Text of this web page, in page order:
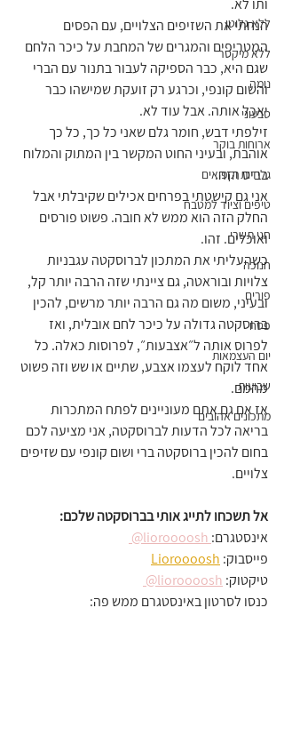
ללא גלוטן
ללא מיקסר
נומה
טבעוני
ארוחות בוקר
גלידות וקפואים
טיפים וציוד למטבח
חגי תשרי
חנוכה
פורים
פסח
יום העצמאות
שבועות
מתכונים אהובים
ותו לא.
הנחתי את השזיפים הצלויים, עם הפסים
המטריפים והמגרים של המחבת על כיכר הלחם
שגם היא, כבר הספיקה לעבור בתנור עם הברי
והשום קונפי, וכרגע רק זועקת שמישהו כבר
יאכל אותה. אבל עוד לא.
זילפתי דבש, חומר גלם שאני כל כך, כל כך
אוהבת, ובעיני החוט המקשר בין המתוק והמלוח
בביס הזה.
אני גם קישטתי בפרחים אכילים שקיבלתי אבל
החלק הזה הוא ממש לא חובה. פשוט פורסים
ואוכלים. זהו.
כשהעליתי את המתכון לברוסקטה עגבניות
צלויות ובוראטה, גם ציינתי שזה הרבה יותר קל,
ובעיני, משום מה גם הרבה יותר מרשים, להכין
ברוסקטה גדולה על כיכר לחם אובלית, ואז
לפרוס אותה ל״אצבעות״, לפרוסות כאלה. כל
אחד לוקח לעצמו אצבע, שתיים או שש וזה פשוט
מהמם.
אז אם גם אתם מעוניינים לפתח המתכרות
בריאה לכל הדעות לברוסקטה, אני מציעה לכם
בחום להכין ברוסקטה ברי ושום קונפי עם שזיפים
צלויים.
אל תשכחו לתייג אותי בברוסקטה שלכם:
אינסטגרם:
פייסבוק: Lioroooosh
טיקטוק: lioroooosh@
כנסו לסרטון באינסטגרם ממש פה: